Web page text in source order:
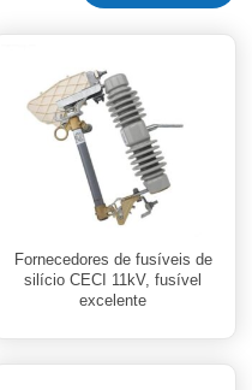
Fornecedores de fusíveis de
silício CECI 11kV, fusível
excelente